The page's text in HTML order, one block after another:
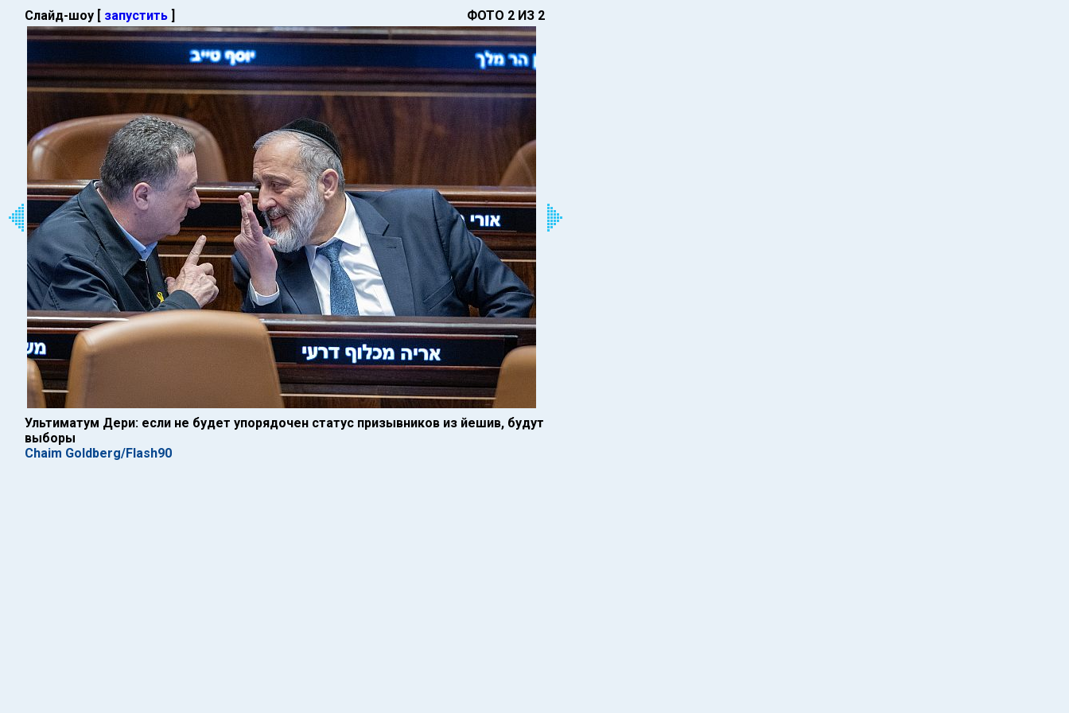
Слайд-шоу [ запустить ] ФОТО 2 ИЗ 2
Ультиматум Дери: если не будет упорядочен статус призывников из йешив, будут
выборы
Chaim Goldberg/Flash90